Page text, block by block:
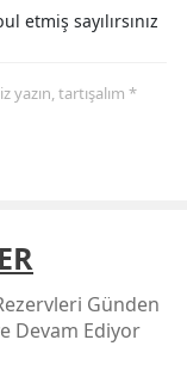
etmiş sayılırsınız
tartışalım *
Günden
Devam Ediyor